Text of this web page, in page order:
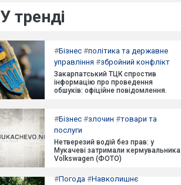
У тренді
#Бізнес #політика та державне
управління #збройний конфлікт
Закарпатський ТЦК спростив
інформацію про проведення
обшуків: офіційне повідомлення.
#Бізнес #злочин #товари та
послуги
Нетверезий водій без прав: у
Мукачеві затримали кермувальника
Volkswagen (ФОТО)
#Погода #Навколишнє